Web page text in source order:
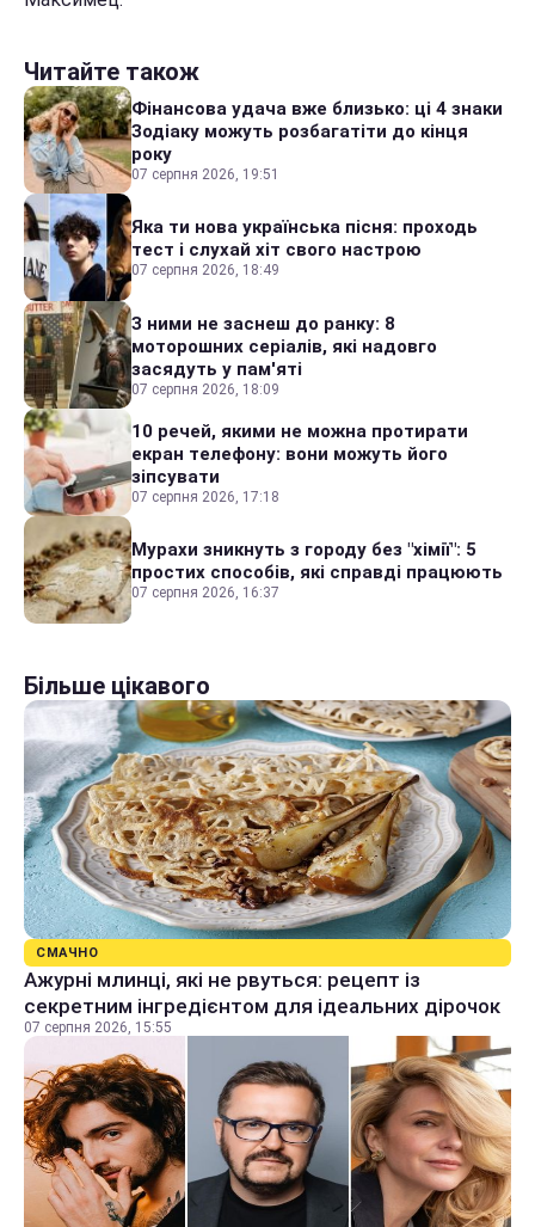
Читайте також
Фінансова удача вже близько: ці 4 знаки
Зодіаку можуть розбагатіти до кінця
року
07 серпня 2026, 19:51
Яка ти нова українська пісня: проходь
тест і слухай хіт свого настрою
07 серпня 2026, 18:49
З ними не заснеш до ранку: 8
моторошних серіалів, які надовго
засядуть у пам'яті
07 серпня 2026, 18:09
10 речей, якими не можна протирати
екран телефону: вони можуть його
зіпсувати
07 серпня 2026, 17:18
Мурахи зникнуть з городу без "хімії": 5
простих способів, які справді працюють
07 серпня 2026, 16:37
Більше цікавого
СМАЧНО
Ажурні млинці, які не рвуться: рецепт із
секретним інгредієнтом для ідеальних дірочок
07 серпня 2026, 15:55